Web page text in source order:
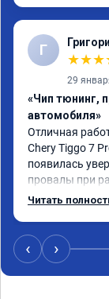
Г
★★★
29
«Чип тюнинг,
автомобиля»
Отличная
Chery Tiggo 7
появилась
провалы при
режиме даже
Читать
‹ ›